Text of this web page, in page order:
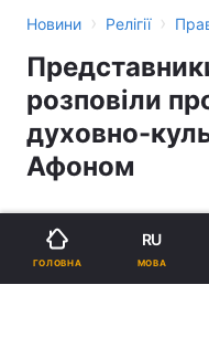
Новини › Релігії ›
розповіли
духовно-
Афоном
ГОЛОВНА
RU
МОВА